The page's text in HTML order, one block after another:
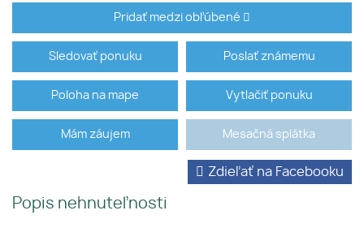
Pridať medzi obľúbené
Sledovať ponuku Poslať známemu
Poloha na mape Vytlačiť ponuku
Mám záujem Mesačná splátka
Popis nehnuteľnosti
Zdieľať na Facebooku